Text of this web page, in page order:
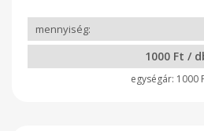
1000 Ft /
1000